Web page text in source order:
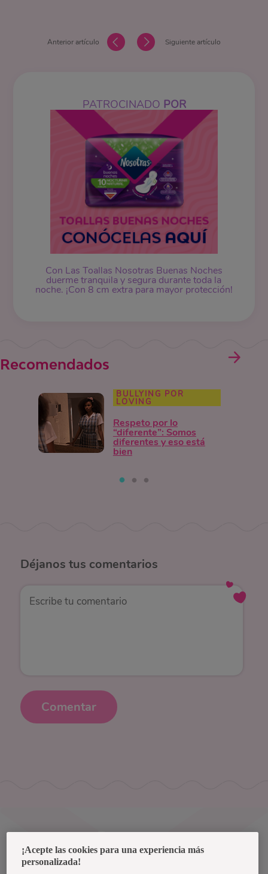
Anterior artículo Siguiente artículo
PATROCINADO POR
Con Las Toallas Nosotras Buenas Noches
duerme tranquila y segura durante toda la
noche. ¡Con 8 cm extra para mayor protección!
Recomendados
BULLYING POR
LOVING
Respeto por lo
“diferente”: Somos
diferentes y eso está
bien
Déjanos tus comentarios
Comentar
¡Acepte las cookies para una experiencia más
personalizada!